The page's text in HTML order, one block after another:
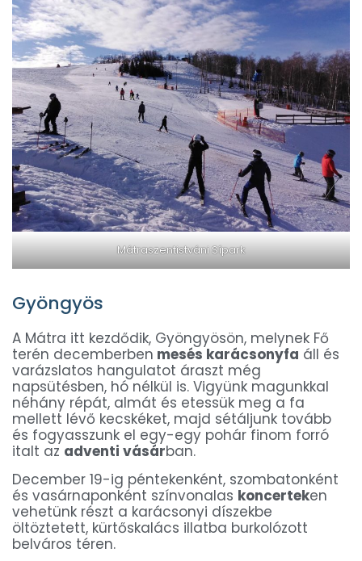
Mátraszentistváni Sípark
Gyöngyös
A Mátra itt kezdődik, Gyöngyösön, melynek Fő
terén decemberben mesés karácsonyfa áll és
varázslatos hangulatot áraszt még
napsütésben, hó nélkül is. Vigyünk magunkkal
néhány répát, almát és etessük meg a fa
mellett lévő kecskéket, majd sétáljunk tovább
és fogyasszunk el egy-egy pohár finom forró
italt az adventi vásárban.
December 19-ig péntekenként, szombatonként
és vasárnaponként színvonalas koncerteken
vehetünk részt a karácsonyi díszekbe
öltöztetett, kürtőskalács illatba burkolózott
belváros téren.